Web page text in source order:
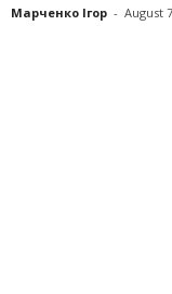
Марченко Ігор - August